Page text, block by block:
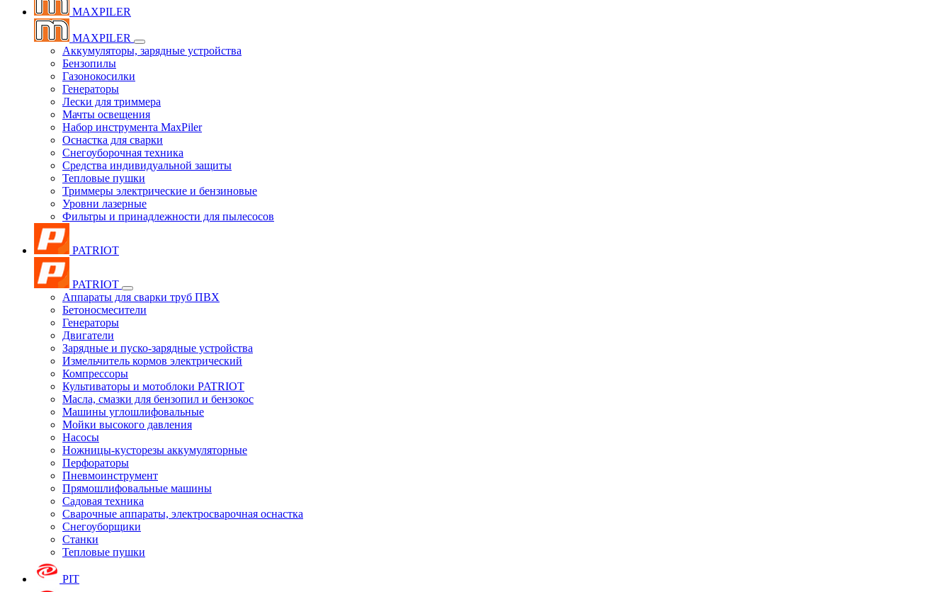
MAXPILER
MAXPILER
Аккумуляторы, зарядные устройства
Бензопилы
Газонокосилки
Генераторы
Лески для триммера
Мачты освещения
Набор инструмента MaxPiler
Оснастка для сварки
Снегоуборочная техника
Средства индивидуальной защиты
Тепловые пушки
Триммеры электрические и бензиновые
Уровни лазерные
Фильтры и принадлежности для пылесосов
PATRIOT
PATRIOT
Аппараты для сварки труб ПВХ
Бетоносмесители
Генераторы
Двигатели
Зарядные и пуско-зарядные устройства
Измельчитель кормов электрический
Компрессоры
Культиваторы и мотоблоки PATRIOT
Масла, смазки для бензопил и бензокос
Машины углошлифовальные
Мойки высокого давления
Насосы
Ножницы-кусторезы аккумуляторные
Перфораторы
Пневмоинструмент
Прямошлифовальные машины
Садовая техника
Сварочные аппараты, электросварочная оснастка
Снегоуборщики
Станки
Тепловые пушки
PIT